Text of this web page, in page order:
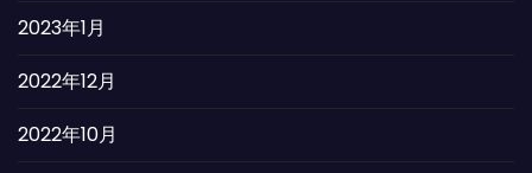
2023年1月
2022年12月
2022年10月